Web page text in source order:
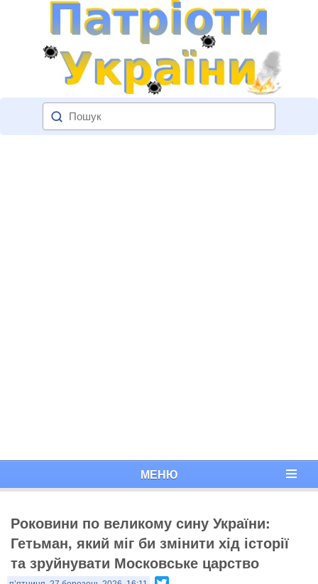
МЕНЮ
Роковини по великому сину України:
Гетьман, який міг би змінити хід історії
та зруйнувати Московське царство